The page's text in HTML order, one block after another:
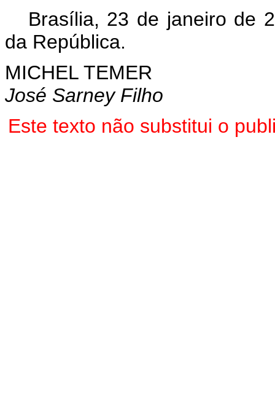
Brasília, 23 de janeiro de
da República.
MICHEL TEMER
José Sarney Filho
Este texto não substitui o